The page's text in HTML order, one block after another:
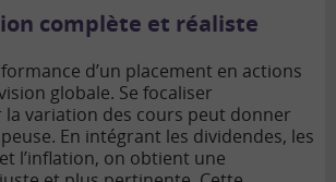
complète et réaliste
d’un placement en actions
globale. Se focaliser
variation des cours peut donner
En intégrant les dividendes, les
l’inflation, on obtient une